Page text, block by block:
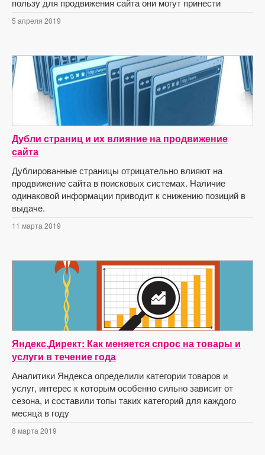
пользу для продвижения сайта они могут принести
5 апреля 2019
Дубли страниц и их влияние на продвижение
сайта
Дублированные страницы отрицательно влияют на
продвижение сайта в поисковых системах. Наличие
одинаковой информации приводит к снижению позиций в
выдаче.
11 марта 2019
Яндекс.Директ: Как меняется спрос на товары и
услуги в течение года
Аналитики Яндекса определили категории товаров и
услуг, интерес к которым особенно сильно зависит от
сезона, и составили топы таких категорий для каждого
месяца в году
8 марта 2019